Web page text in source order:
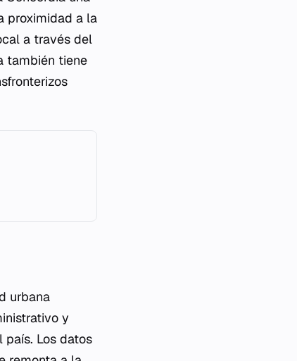
proximidad a la
a través del
también tiene
urbana
y
Los datos